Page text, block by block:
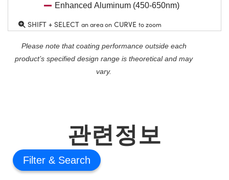
Enhanced Aluminum (450-650nm)
SHIFT + SELECT an area on CURVE to zoom
Please note that coating performance outside each
product’s specified design range is theoretical and may
vary.
관련정보
Filter